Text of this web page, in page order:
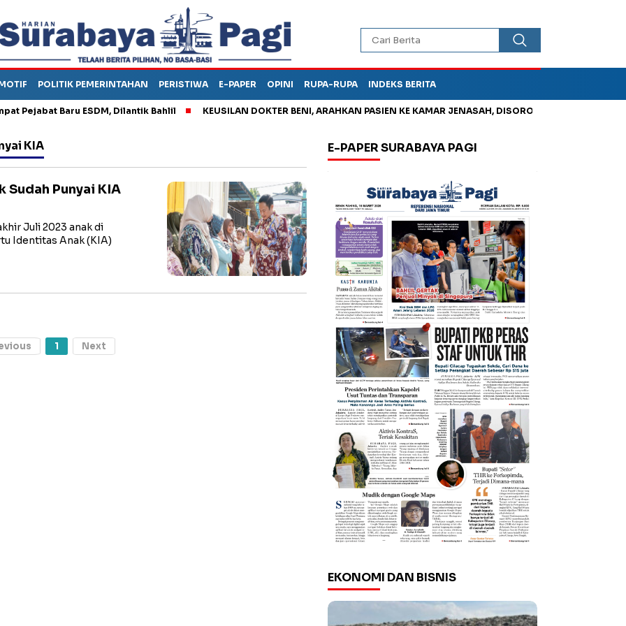
POLITIK PEMERINTAHAN PERISTIWA E-PAPER OPINI RUPA-RUPA INDEKS BERITA
Baru ESDM, Dilantik Bahlil KEUSILAN DOKTER BENI, ARAHKAN PASIEN KE KAMAR JENASAH, DISOROT
KIA
Sudah Punyai KIA
Juli 2023 anak di
Identitas Anak (KIA)
1 Next
E-PAPER SURABAYA PAGI
EKONOMI DAN BISNIS